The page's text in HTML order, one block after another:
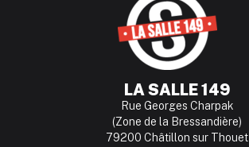
LA SALLE 149
Rue Georges Charpak
(Zone de la Bressandière)
79200 Châtillon sur Thouet